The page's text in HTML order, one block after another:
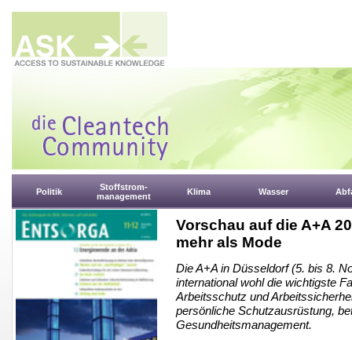
Politik
Stoffstrom-
management
Klima Wasser
Vorschau auf die A+A
mehr als Mode
Die A+A in Düsseldorf (5. bis 8.
international wohl die wichtigste
Arbeitsschutz und
persönliche Schutzausrüstung,
Gesundheitsmanagement.